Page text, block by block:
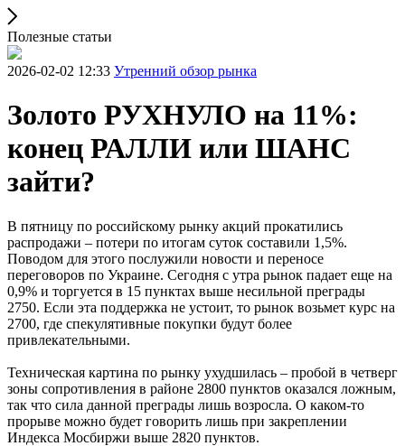
Полезные статьи
2026-02-02 12:33 Утренний обзор рынка
Золото РУХНУЛО на 11%:
конец РАЛЛИ или ШАНС
зайти?
В пятницу по российскому рынку акций прокатились
распродажи – потери по итогам суток составили 1,5%.
Поводом для этого послужили новости и переносе
переговоров по Украине. Сегодня с утра рынок падает еще на
0,9% и торгуется в 15 пунктах выше несильной преграды
2750. Если эта поддержка не устоит, то рынок возьмет курс на
2700, где спекулятивные покупки будут более
привлекательными.
Техническая картина по рынку ухудшилась – пробой в четверг
зоны сопротивления в районе 2800 пунктов оказался ложным,
так что сила данной преграды лишь возросла. О каком-то
прорыве можно будет говорить лишь при закреплении
Индекса Мосбиржи выше 2820 пунктов.